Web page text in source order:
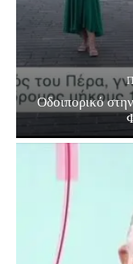
Οδοιπορικό